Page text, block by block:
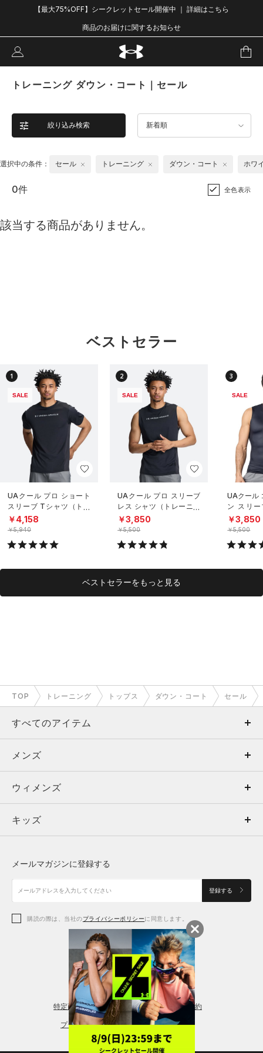
【最大75%OFF】シークレットセール開催中 ｜ 詳細はこちら
商品のお届けに関するお知らせ
トレーニング ダウン・コート｜セール
絞り込み検索 新着順
選択中の条件： セール トレーニング ダウン・コート ホワ
0件 全色表示
該当する商品がありません。
ベストセラー
1
SALE
UAクール プロ ショート
スリーブ Tシャツ（トレ
ーニング/MEN）
￥4,158
￥5,940
2
SALE
UAクール プロ スリーブ
レス シャツ（トレーニン
グ/MEN）
￥3,850
￥5,500
3
SALE
UAクール
ン スリ
（トレー
￥3,850
￥5,500
ベストセラーをもっと見る
TOP トレーニング トップス ダウン・コート セール
すべてのアイテム
メンズ
ウィメンズ
キッズ
アクセサリー
メンズ
トップス
ボトムス
アクセサリー
ウィメンズ
トップス
シューズ
アクセサリー
レギンス＆タイツ
キッズ
シューズ
メールマガジンに登録する
登録する
購読の際は、当社のプライバシーポリシーに同意します。
特定商取引法に基づく通販の表記 会員規約
プライバシーポリシー